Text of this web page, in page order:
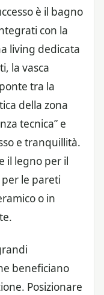
è il bagno
con la
living dedicata
la vasca
tra la
della zona
tecnica” e
e tranquillità.
il legno per il
le pareti
o in
beneficiano
Posizionare